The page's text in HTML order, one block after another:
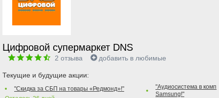
Цифровой супермаркет DNS
2 отзыва добавить в любимые
Текущие и будущие акции:
"Скидка за СБП на товары «Редмонд»!"
"Аудиосистема в
Samsung!"